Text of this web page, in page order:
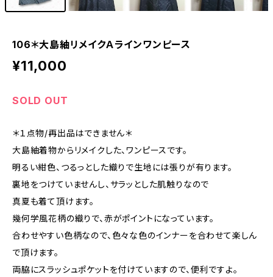
106＊大島紬リメイクＡラインワンピース
¥11,000
SOLD OUT
＊１点物/再出品はできません＊
大島紬着物からリメイクした、ワンピースです。
明るい紺色、つるっとした織りで生地には張りが有ります。
裏地をつけていませんし、サラッとした肌触りなので
真夏も着て頂けます。
幾何学風花柄の織りで、赤がポイントになっています。
合わせやすい色柄なので、色々な色のインナーを合わせて楽しん
で頂けます。
両脇にスラッシュポケットを付けていますので、便利ですよ。